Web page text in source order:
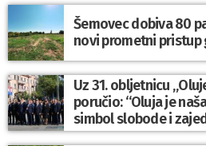
Šemovec dobiva 80
novi prometni pristup
Uz 31. obljetnicu
poručio: “Oluja je
simbol slobode i